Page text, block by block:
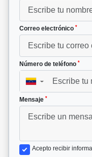
Correo electrónico *
Número de teléfono *
▼
Mensaje *
Acepto recibir